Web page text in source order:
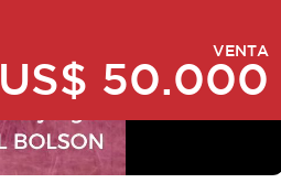
VENTA
US$ 50.000